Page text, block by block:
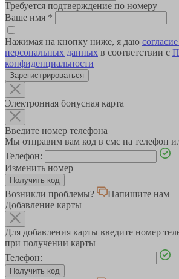
Требуется подтверждение по номеру
Ваше имя *
Нажимая на кнопку ниже, я даю
персональных данных в соответствии с
конфиденциальности
Зарегистрироваться
Электронная бонусная карта
Введите номер телефона
Мы отправим вам код в смс на телефон
Телефон:
Изменить номер
Возникли проблемы?
Напишите нам
Добавление карты
Для добавления карты введите номер
при получении карты
Телефон: